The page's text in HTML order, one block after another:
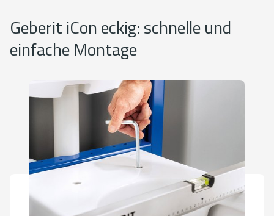
Geberit iCon eckig: schnelle und
einfache Montage